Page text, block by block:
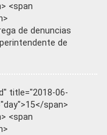
<span
de denuncias
de
title="2018-06-
span>
<span